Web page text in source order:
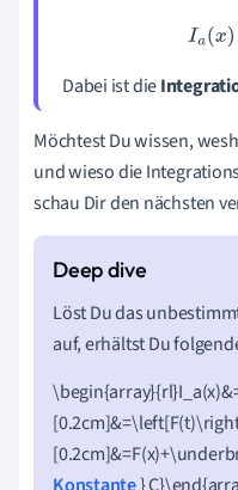
Ia
Dabei ist die
Möchtest Du wissen,
und wieso die
schau Dir den nächsten
Löst Du das
auf, erhältst Du